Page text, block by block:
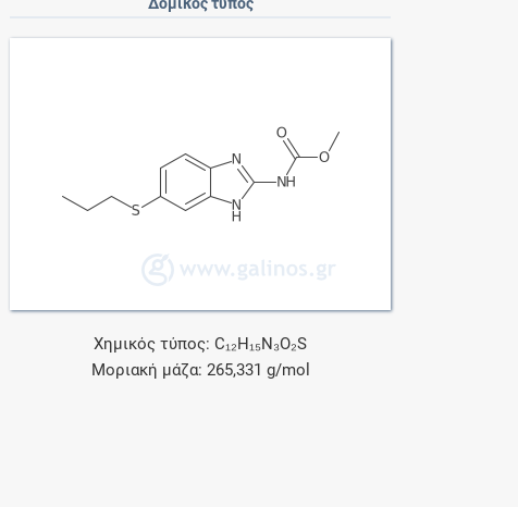
Δομικός τύπος
Χημικός τύπος: C₁₂H₁₅N₃O₂S
Μοριακή μάζα: 265,331 g/mol